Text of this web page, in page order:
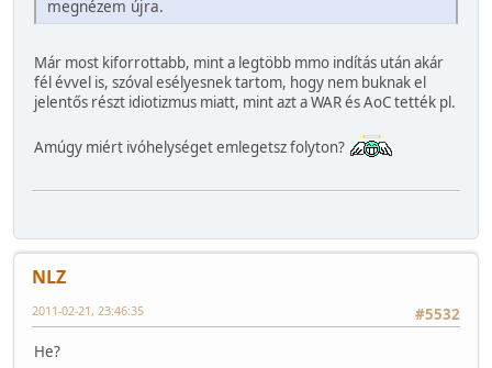
megnézem újra.
Már most kiforrottabb, mint a legtöbb mmo indítás után akár
fél évvel is, szóval esélyesnek tartom, hogy nem buknak el
jelentős részt idiotizmus miatt, mint azt a WAR és AoC tették pl.
Amúgy miért ivóhelységet emlegetsz folyton?
NLZ
#5532
2011-02-21, 23:46:35
He?